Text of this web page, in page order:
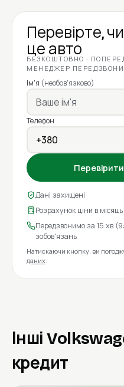
Перевірте,
це авто
БЕЗКОШТОВНО ·
МЕНЕДЖЕР
Ім'я (необов'язково)
Телефон
Дані захищені
Розрахунок ціни в
Передзвонимо за 15 хв
зобов'язань
Натискаючи кнопку, ви
даних.
Інші
кредит